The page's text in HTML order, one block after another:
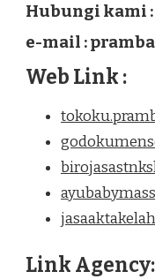
Hubungi kami :
e-mail :
Web Link :
Link Agency: